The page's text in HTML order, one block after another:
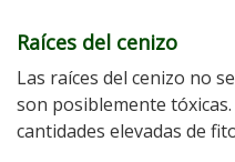
Raíces del cenizo
Las raíces del cenizo no
son posiblemente
cantidades elevadas de